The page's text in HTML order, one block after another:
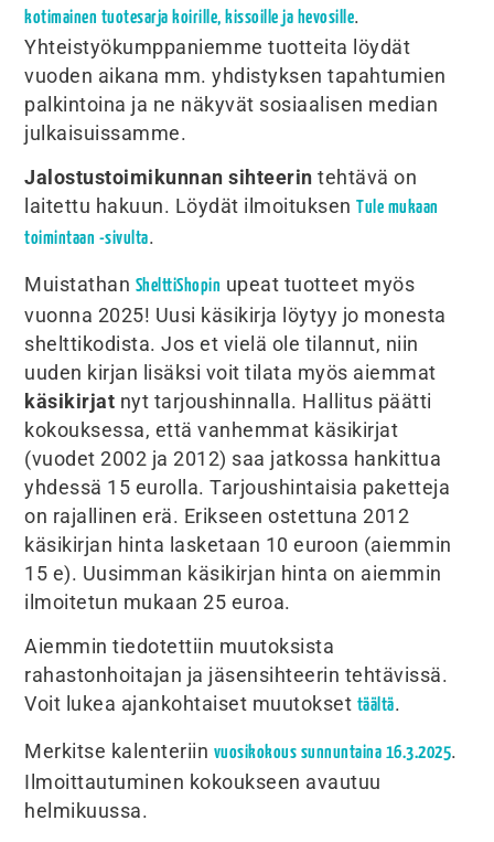
kotimainen tuotesarja koirille, kissoille ja hevosille.
Yhteistyökumppaniemme tuotteita löydät
vuoden aikana mm. yhdistyksen tapahtumien
palkintoina ja ne näkyvät sosiaalisen median
julkaisuissamme.
Jalostustoimikunnan sihteerin tehtävä on
laitettu hakuun. Löydät ilmoituksenTule mukaan
toimintaan -sivulta.
Muistathan ShelttiShopin upeat tuotteet myös
vuonna 2025! Uusi käsikirja löytyy jo monesta
shelttikodista. Jos et vielä ole tilannut, niin
uuden kirjan lisäksi voit tilata myös aiemmat
käsikirjat nyt tarjoushinnalla. Hallitus päätti
kokouksessa, että vanhemmat käsikirjat
(vuodet 2002 ja 2012) saa jatkossa hankittua
yhdessä 15 eurolla. Tarjoushintaisia paketteja
on rajallinen erä. Erikseen ostettuna 2012
käsikirjan hinta lasketaan 10 euroon (aiemmin
15 e). Uusimman käsikirjan hinta on aiemmin
ilmoitetun mukaan 25 euroa.
Aiemmin tiedotettiin muutoksista
rahastonhoitajan ja jäsensihteerin tehtävissä.
Voit lukea ajankohtaiset muutokset täältä.
Merkitse kalenteriin vuosikokous sunnuntaina 16.3.2025.
Ilmoittautuminen kokoukseen avautuu
helmikuussa.